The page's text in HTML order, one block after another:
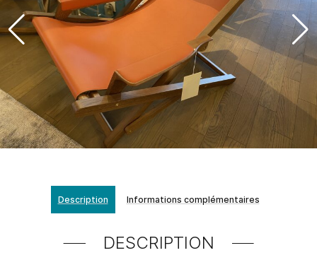
Description Informations complémentaires
DESCRIPTION